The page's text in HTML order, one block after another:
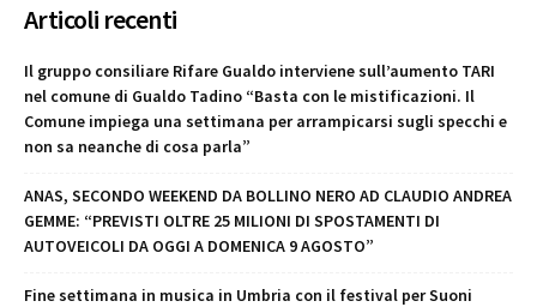
Articoli recenti
Il gruppo consiliare Rifare Gualdo interviene sull’aumento TARI
nel comune di Gualdo Tadino “Basta con le mistificazioni. Il
Comune impiega una settimana per arrampicarsi sugli specchi e
non sa neanche di cosa parla”
ANAS, SECONDO WEEKEND DA BOLLINO NERO AD CLAUDIO ANDREA
GEMME: “PREVISTI OLTRE 25 MILIONI DI SPOSTAMENTI DI
AUTOVEICOLI DA OGGI A DOMENICA 9 AGOSTO”
Fine settimana in musica in Umbria con il festival per Suoni